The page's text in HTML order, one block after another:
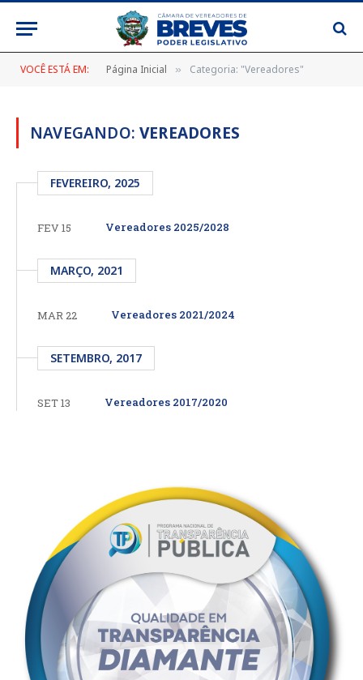
VOCÊ ESTÁ EM: Página Inicial » Categoria: "Vereadores"
NAVEGANDO:VEREADORES
FEVEREIRO, 2025
FEV 15 Vereadores 2025/2028
MARÇO, 2021
MAR 22 Vereadores 2021/2024
SETEMBRO, 2017
SET 13 Vereadores 2017/2020